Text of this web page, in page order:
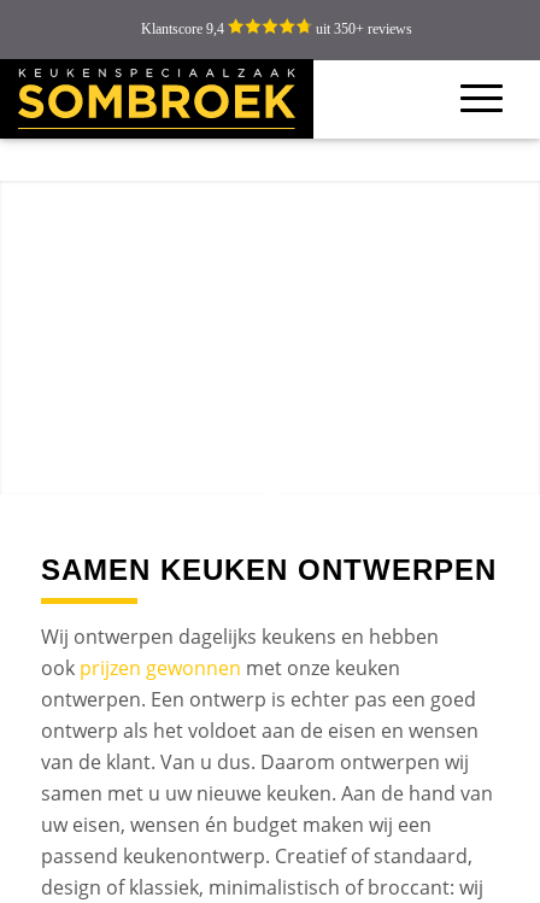
Klantscore 9,4 uit 350+ reviews
SAMEN KEUKEN ONTWERPEN
Wij ontwerpen dagelijks keukens en hebben
ook prijzen gewonnen met onze keuken
ontwerpen. Een ontwerp is echter pas een goed
ontwerp als het voldoet aan de eisen en wensen
van de klant. Van u dus. Daarom ontwerpen wij
samen met u uw nieuwe keuken. Aan de hand van
uw eisen, wensen én budget maken wij een
passend keukenontwerp. Creatief of standaard,
design of klassiek, minimalistisch of broccant: wij